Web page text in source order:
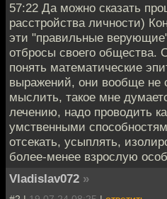
57:22 Да можно сказать
расстройства личности)
эти "правильные
отбросы своего общества.
понять математические
выражений, они вообще не
мыслить, такое мне
лечению, надо проводить
умственными
отсекать, усыплять,
более-менее взрослую
Vladislav072 »